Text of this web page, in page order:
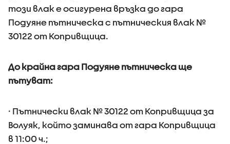
този влак е осигурена връзка до гара
Подуяне пътническа с пътническия влак №
30122 от Копривщица.
До крайна гара Подуяне пътническа ще
пътуват:
· Пътнически влак № 30122 от Копривщица за
Волуяк, който заминава от гара Копривщица
в 11:00 ч.;